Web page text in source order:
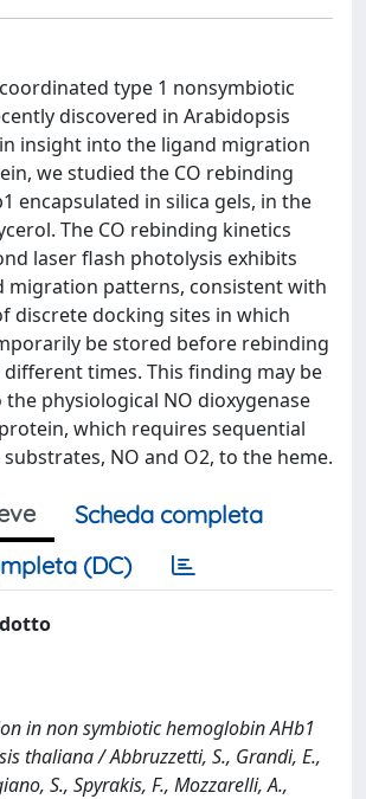
type 1 nonsymbiotic
discovered in Arabidopsis
insight into the ligand migration
we studied the CO rebinding
encapsulated in silica gels, in the
The CO rebinding kinetics
laser flash photolysis exhibits
migration patterns, consistent with
discrete docking sites in which
be stored before rebinding
times. This finding may be
physiological NO dioxygenase
which requires sequential
NO and O2, to the heme.
Scheda completa
(DC)
in non symbiotic hemoglobin AHb1
thaliana / Abbruzzetti, S., Grandi, E.,
S., Spyrakis, F., Mozzarelli, A.,